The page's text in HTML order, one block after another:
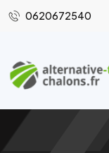
0620672540